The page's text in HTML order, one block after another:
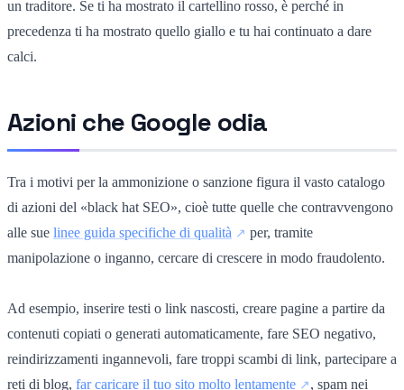
un traditore. Se ti ha mostrato il cartellino rosso, è perché in
precedenza ti ha mostrato quello giallo e tu hai continuato a dare
calci.
Azioni che Google odia
Tra i motivi per la ammonizione o sanzione figura il vasto catalogo
di azioni del «black hat SEO», cioè tutte quelle che contravvengono
alle sue linee guida specifiche di qualità
per, tramite
manipolazione o inganno, cercare di crescere in modo fraudolento.
Ad esempio, inserire testi o link nascosti, creare pagine a partire da
contenuti copiati o generati automaticamente, fare SEO negativo,
reindirizzamenti ingannevoli, fare troppi scambi di link, partecipare a
reti di blog, far caricare il tuo sito molto lentamente , spam nei